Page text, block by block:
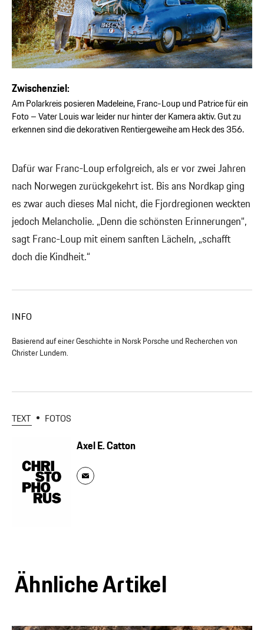
Zwischenziel:
Am Polarkreis posieren Madeleine, Franc-Loup und Patrice für ein
Foto – Vater Louis war leider nur hinter der Kamera aktiv. Gut zu
erkennen sind die dekorativen Rentiergeweihe am Heck des 356.
Dafür war Franc-Loup erfolgreich, als er vor zwei Jahren
nach Norwegen zurückgekehrt ist. Bis ans Nordkap ging
es zwar auch dieses Mal nicht, die Fjordregionen weckten
jedoch Melancholie. „Denn die schönsten Erinnerungen“,
sagt Franc-Loup mit einem sanften Lächeln, „schafft
doch die Kindheit.“
INFO
Basierend auf einer Geschichte in Norsk Porsche und Recherchen von
Christer Lundem.
TEXT FOTOS
Axel E. Catton
Ähnliche Artikel